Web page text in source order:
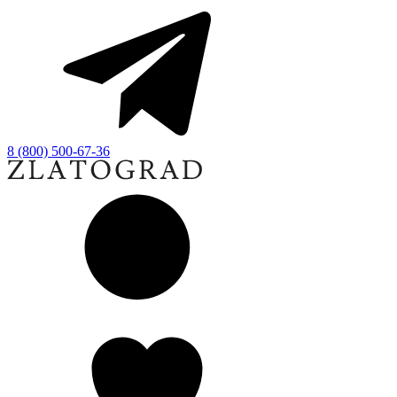
8 (800) 500-67-36